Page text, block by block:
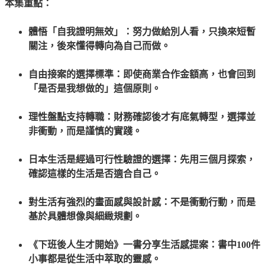
本集重點：
體悟「自我證明無效」：努力做給別人看，只換來短暫
關注，後來懂得轉向為自己而做。
自由接案的選擇標準：即使商業合作金額高，也會回到
「是否是我想做的」這個原則。
理性盤點支持轉職：財務確認後才有底氣轉型，選擇並
非衝動，而是謹慎的實踐。
日本生活是經過可行性驗證的選擇：先用三個月探索，
確認這樣的生活是否適合自己。
對生活有強烈的畫面感與設計感：不是衝動行動，而是
基於具體想像與細緻規劃。
《下班後人生才開始》一書分享生活感提案：書中100件
小事都是從生活中萃取的靈感。